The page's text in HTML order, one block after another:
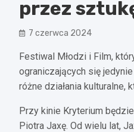
przez
7 czerwca 2024
Festiwal Młodzi i Film,
ograniczających się
różne działania
Przy kinie Kryterium
Piotra Jaxę. Od wielu lat,